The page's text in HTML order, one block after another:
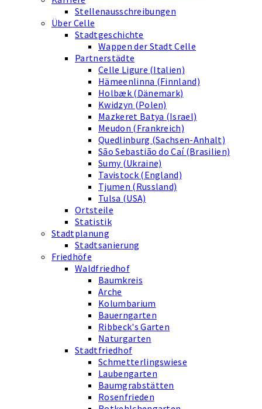
Stellenausschreibungen
Über Celle
Stadtgeschichte
Wappen der Stadt Celle
Partnerstädte
Celle Ligure (Italien)
Hämeenlinna (Finnland)
Holbæk (Dänemark)
Kwidzyn (Polen)
Mazkeret Batya (Israel)
Meudon (Frankreich)
Quedlinburg (Sachsen-Anhalt)
São Sebastião do Caí (Brasilien)
Sumy (Ukraine)
Tavistock (England)
Tjumen (Russland)
Tulsa (USA)
Ortsteile
Statistik
Stadtplanung
Stadtsanierung
Friedhöfe
Waldfriedhof
Baumkreis
Arche
Kolumbarium
Bauerngarten
Ribbeck's Garten
Naturgarten
Stadtfriedhof
Schmetterlingswiese
Laubengarten
Baumgrabstätten
Rosenfrieden